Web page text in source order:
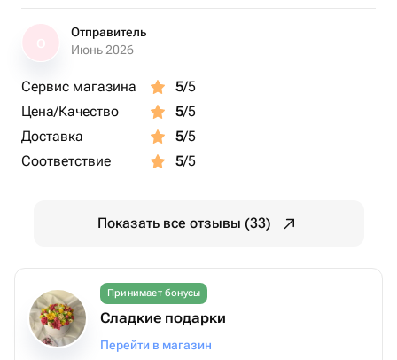
Отправитель
Июнь 2026
Сервис магазина 5/5
Цена/Качество
5/5
Доставка
5/5
Соответствие
5/5
Показать все отзывы (33)
Принимает бонусы
Сладкие подарки
Перейти в магазин